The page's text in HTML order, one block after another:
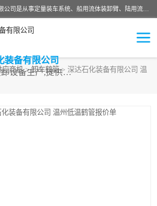
连云港深达石化装备有限公司是从事定量装车系统、船用流体装卸臂、陆用流体装卸臂（鹤管）、活动梯、钢构平台等全系列流体装卸设备的设计、制造、销售以及服务的专业供应商。公司始终以客户为中心，密切跟踪国内外油气储运及装卸设备先进技术的发展，以先进的技术、优质的产品、一流的服务，满足客户需求。
装备有限公司
专业从事流体装卸设备生产,提供全面解决方案，生产与定制服务
应商机>卸车鹤管> 深达石化装备有限公司 温
LNG鹤管